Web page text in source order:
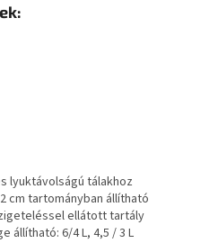
lyuktávolságú tálakhoz
cm tartományban állítható
ellátott tartály
állítható: 6/4 L, 4,5 / 3 L